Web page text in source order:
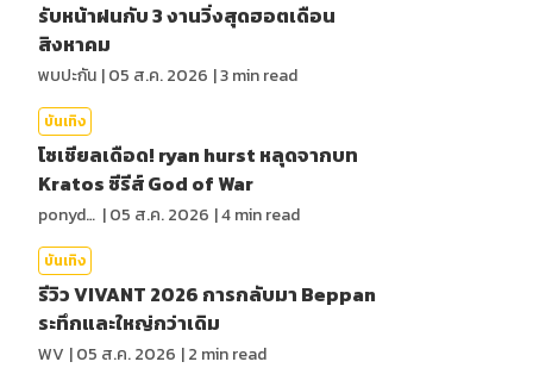
รับหน้าฝนกับ 3 งานวิ่งสุดฮอตเดือน
สิงหาคม
พบปะกัน |05 ส.ค. 2026 |3min read
บันเทิง
โซเชียลเดือด! ryan hurst หลุดจากบท
Kratos ซีรีส์ God of War
ponydiary |05 ส.ค. 2026 |4min read
บันเทิง
รีวิว VIVANT 2026 การกลับมา Beppan
ระทึกและใหญ่กว่าเดิม
WV |05 ส.ค. 2026 |2 min read